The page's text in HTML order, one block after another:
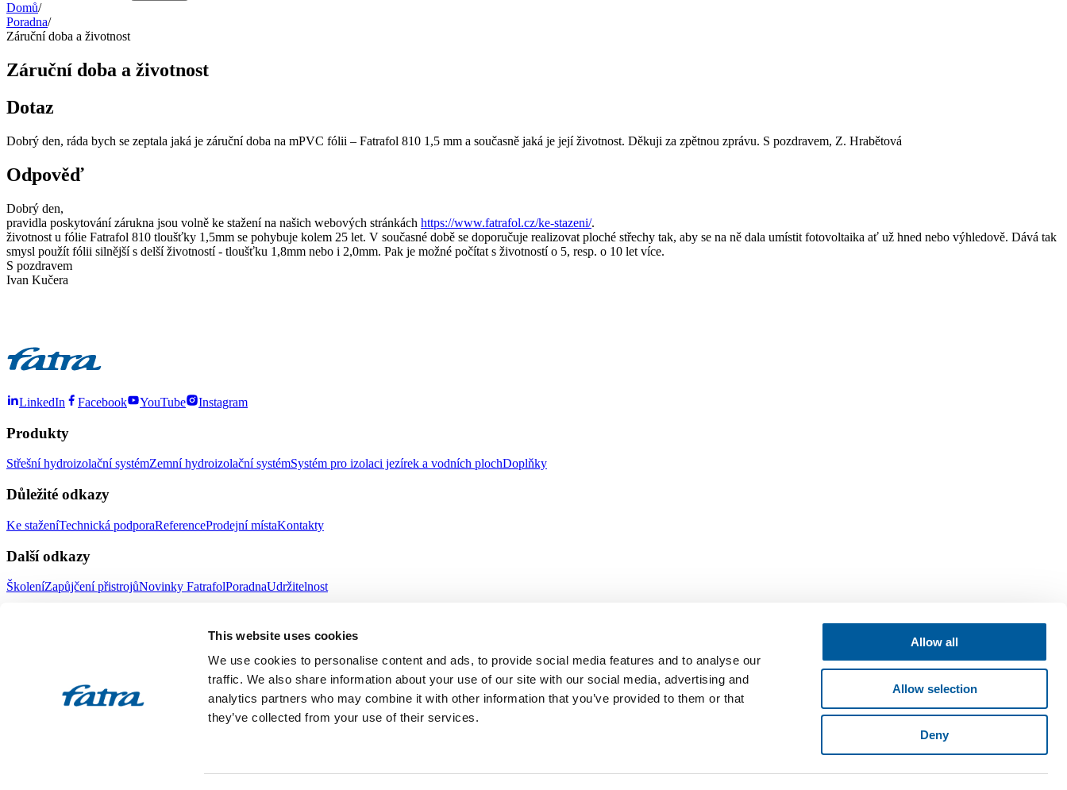
This website uses cookies
We use cookies to personalise content and ads, to provide social media features and to analyse our
traffic. We also share information about your use of our site with our social media, advertising and
analytics partners who may combine it with other information that you’ve provided to them or that
they’ve collected from your use of their services.
Allow all
Allow selection
Deny
Domů/
Poradna/
Záruční doba a životnost
Záruční doba a životnost
Dotaz
Dobrý den, ráda bych se zeptala jaká je záruční doba na mPVC fólii – Fatrafol 810 1,5 mm a současně jaká je její životnost. Děkuji za zpětnou zprávu. S pozdravem, Z. Hrabětová
Odpověď
Dobrý den,
pravidla poskytování zárukna jsou volně ke stažení na našich webových stránkách https://www.fatrafol.cz/ke-stazeni/.
životnost u fólie Fatrafol 810 tloušťky 1,5mm se pohybuje kolem 25 let. V současné době se doporučuje realizovat ploché střechy tak, aby se na ně dala umístit fotovoltaika ať už hned nebo výhledově. Dává tak
smysl použít fólii silnější s delší životností - tloušťku 1,8mm nebo i 2,0mm. Pak je možné počítat s životností o 5, resp. o 10 let více.
S pozdravem
Ivan Kučera
LinkedIn Facebook YouTube Instagram
Produkty
Střešní hydroizolační systémZemní hydroizolační systémSystém pro izolaci jezírek a vodních plochDoplňky
Důležité odkazy
Ke staženíTechnická podporaReferenceProdejní místaKontakty
Další odkazy
ŠkoleníZapůjčení přistrojůNovinky FatrafolPoradnaUdržitelnost
Volné pozice Ochrana oznamovatelů